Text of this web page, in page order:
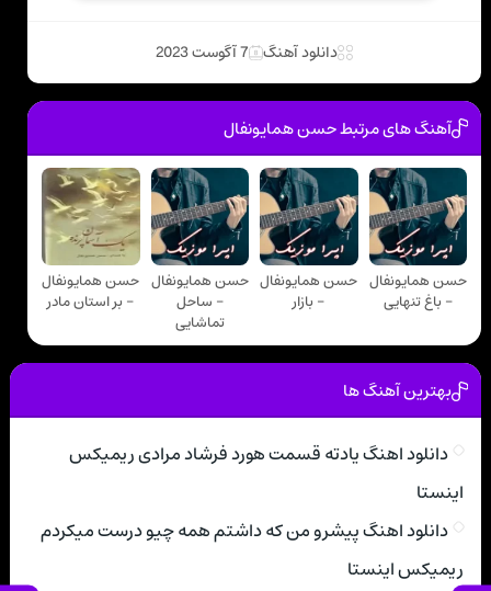
دانلود آهنگ 7 آگوست 2023
آهنگ های مرتبط حسن همایونفال
حسن همایونفال
- باغ تنهایی
حسن همایونفال
- بازار
حسن همایونفال
- ساحل
تماشایی
حسن همایونفال
- بر استان مادر
بهترین آهنگ ها
دانلود اهنگ یادته قسمت هورد فرشاد مرادی ریمیکس
اینستا
دانلود اهنگ پیشرو من که داشتم همه چیو درست میکردم
ریمیکس اینستا